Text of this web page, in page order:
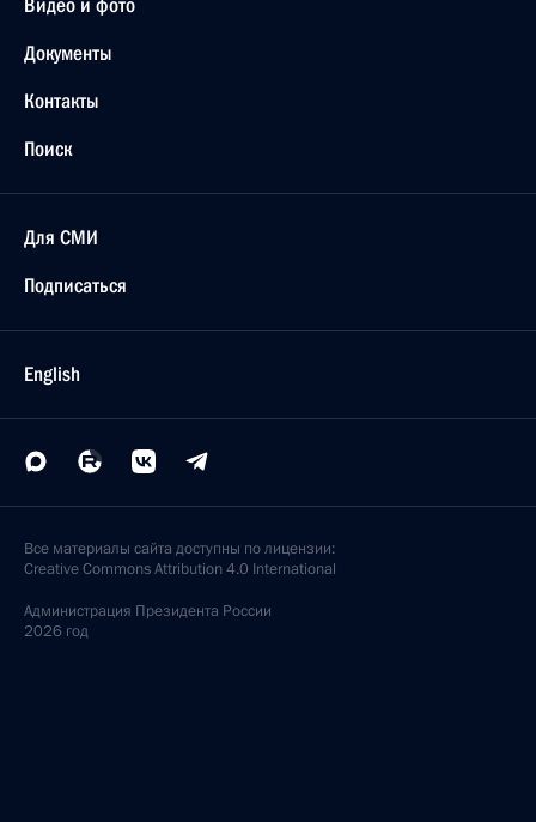
Видео и фото
Документы
Контакты
Поиск
Для СМИ
Подписаться
English
Все материалы сайта доступны по лицензии:
Creative Commons Attribution 4.0 International
Администрация Президента России
2026 год